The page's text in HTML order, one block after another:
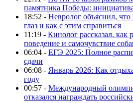
памятника Победы:
18:52 - Невролог объяснил,
глаз и как с этим справиться
11:19 - Кинолог рассказал, как
поведение и самочувствие
06:04 - ЕГЭ 2025: Полное
сдачи
06:08 - Январь 2026: Как
году
00:57 - Международный
отказался награждать